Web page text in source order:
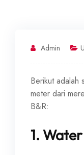
Admin
Berikut adalah
meter dari
B&R:
1.